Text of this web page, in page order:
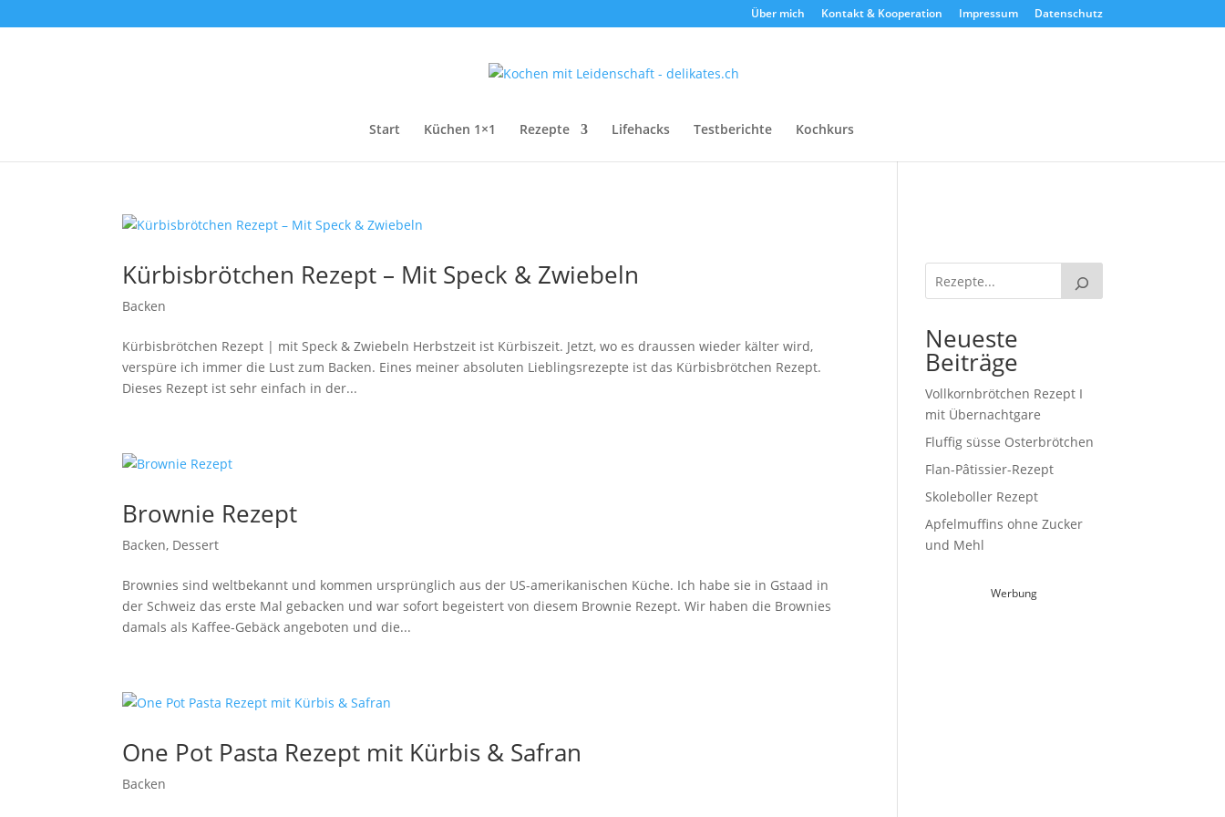
Über mich Kontakt & Kooperation Impressum Datenschutz
Start Küchen 1×1 Rezepte Lifehacks Testberichte Kochkurs
Kürbisbrötchen Rezept – Mit Speck & Zwiebeln
Backen
Kürbisbrötchen Rezept | mit Speck & Zwiebeln Herbstzeit ist Kürbiszeit. Jetzt, wo es draussen wieder kälter wird,
verspüre ich immer die Lust zum Backen. Eines meiner absoluten Lieblingsrezepte ist das Kürbisbrötchen Rezept.
Dieses Rezept ist sehr einfach in der...
Brownie Rezept
Backen, Dessert
Brownies sind weltbekannt und kommen ursprünglich aus der US-amerikanischen Küche. Ich habe sie in Gstaad in
der Schweiz das erste Mal gebacken und war sofort begeistert von diesem Brownie Rezept. Wir haben die Brownies
damals als Kaffee-Gebäck angeboten und die...
One Pot Pasta Rezept mit Kürbis & Safran
Backen
Neueste
Beiträge
Vollkornbrötchen Rezept I
mit Übernachtgare
Fluffig süsse Osterbrötchen
Flan-Pâtissier-Rezept
Skoleboller Rezept
Apfelmuffins ohne Zucker
und Mehl
Werbung